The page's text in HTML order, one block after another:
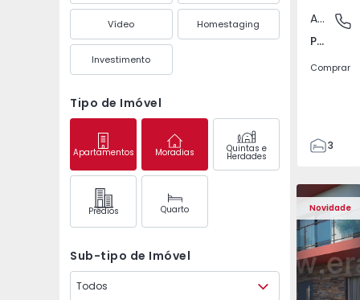
Vídeo Homestaging
Investimento
Tipo de Imóvel
Apartamentos Moradias Quintas e
Herdades
Prédios Quarto
Sub-tipo de Imóvel
Todos
Apartamento
Pedrouços, Porto
Comprar
3
105
122
1
-1
Novidade